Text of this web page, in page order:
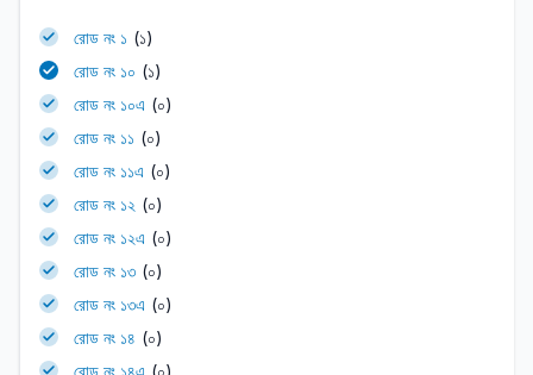
রোড নং ১ (১)
রোড নং ১০ (১)
রোড নং ১০এ (০)
রোড নং ১১ (০)
রোড নং ১১এ (০)
রোড নং ১২ (০)
রোড নং ১২এ (০)
রোড নং ১৩ (০)
রোড নং ১৩এ (০)
রোড নং ১৪ (০)
রোড নং ১৪এ (০)